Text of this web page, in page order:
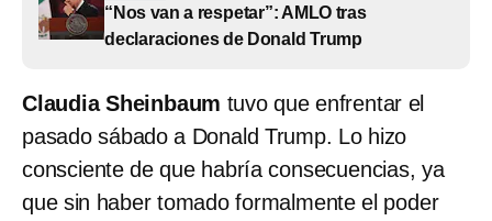
“Nos van a respetar”: AMLO tras
declaraciones de Donald Trump
Claudia Sheinbaum tuvo que enfrentar el
pasado sábado a Donald Trump. Lo hizo
consciente de que habría consecuencias, ya
que sin haber tomado formalmente el poder